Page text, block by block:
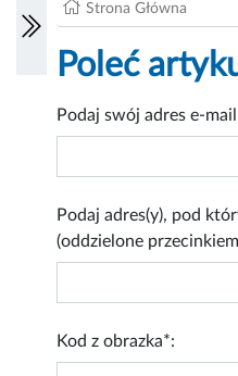
Strona Główna
Poleć
Podaj swój adres e-
Podaj adres(y), pod
(oddzielone
Kod z obrazka*: